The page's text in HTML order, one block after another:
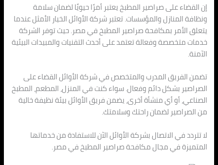
إن القضاء على صراصير المطبخ يعتبر أمرًا حيويًا لضمان سلامة
ونظافة المنازل والمؤسسات. تعتبر شركة الأوائل الخيار الأمثل عندما
يتعلق الأمر بمكافحة صراصير المطبخ في مصر. حيث توفر الشركة
خدمات متخصصة وفعالة تعتمد على أحدث التقنيات والمبيدات البيئية
الآمنة.
تضمن الفريق المدرب والمتخصص في شركة الأوائل القضاء على
الصراصير بشكل دائم وفعال. سواء كنت في المنزل، المطعم، المطبخ
الصناعي، أو أي منشأة أخرى، يضمن فريق الأوائل بيئة نظيفة خالية
من الصراصير لضمان راحتك وسلامتك.
لا تتردد في الاتصال بشركة الأوائل الآن للاستفادة من خدماتها
المتميزة في مجال مكافحة صراصير المطبخ في مصر.